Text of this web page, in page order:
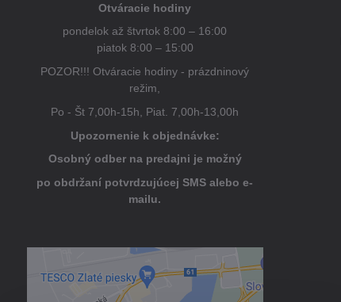
Otváracie hodiny
pondelok až štvrtok 8:00 – 16:00
piatok 8:00 – 15:00
POZOR!!! Otváracie hodiny - prázdninový
režim,
Po - Št 7,00h-15h, Piat. 7,00h-13,00h
Upozornenie k objednávke:
Osobný odber na predajni je možný
po obdržaní potvrdzujúcej SMS alebo e-
mailu.
Externý obsah je blokovaný